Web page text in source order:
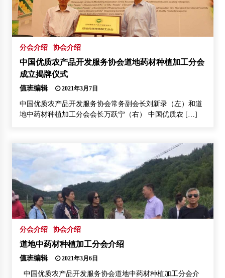
分会介绍 协会介绍
中国优质农产品开发服务协会道地药材种植加工分会
成立揭牌仪式
值班编辑 2021年3月7日
中国优质农产品开发服务协会常务副会长刘新录（左）和道
地中药材种植加工分会会长万跃宁（右） 中国优质农 […]
分会介绍 协会介绍
道地中药材种植加工分会介绍
值班编辑 2021年3月6日
中国优质农产品开发服务协会道地中药材种植加工分会介